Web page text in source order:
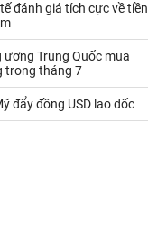
đánh giá tích cực về tiền
ương Trung Quốc mua
trong tháng 7
đẩy đồng USD lao dốc